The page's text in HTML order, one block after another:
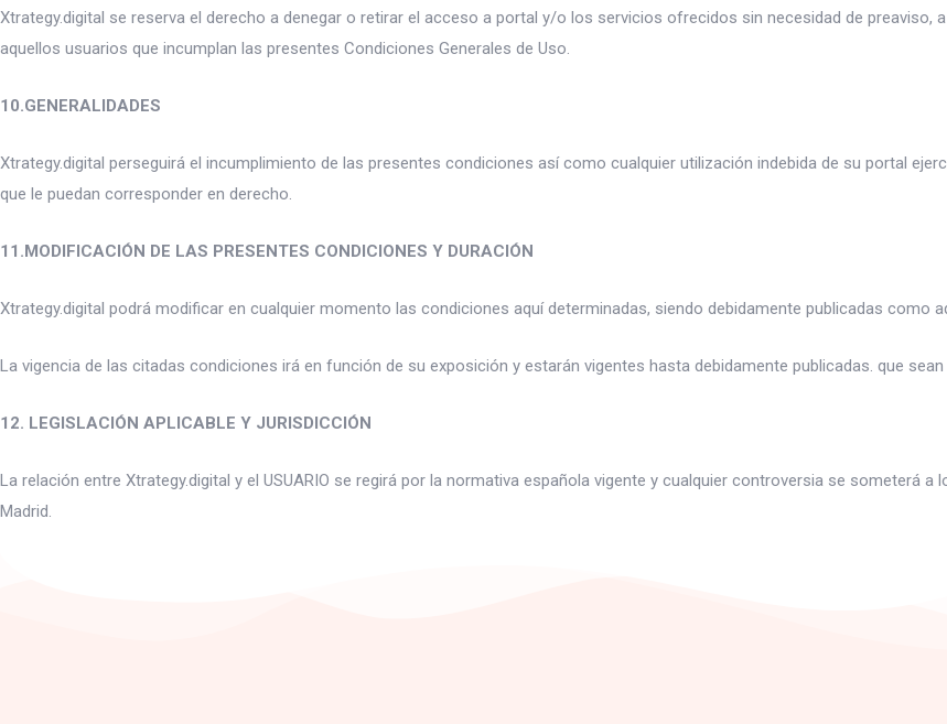
Xtrategy.digital se reserva el derecho a denegar o retirar el acceso a portal y/o los servicios ofrecidos sin necesidad de preaviso,
aquellos usuarios que incumplan las presentes Condiciones Generales de Uso.
10.GENERALIDADES
Xtrategy.digital perseguirá el incumplimiento de las presentes condiciones así como cualquier utilización indebida de su portal
que le puedan corresponder en derecho.
11.MODIFICACIÓN DE LAS PRESENTES CONDICIONES Y DURACIÓN
Xtrategy.digital podrá modificar en cualquier momento las condiciones aquí determinadas, siendo debidamente publicadas como
La vigencia de las citadas condiciones irá en función de su exposición y estarán vigentes hasta debidamente publicadas. que
12. LEGISLACIÓN APLICABLE Y JURISDICCIÓN
La relación entre Xtrategy.digital y el USUARIO se regirá por la normativa española vigente y cualquier controversia se someterá a
Madrid.